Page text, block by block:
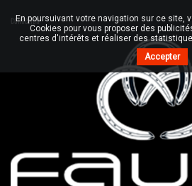
Connexion
En poursuivant votre navigation sur ce site,
Cookies pour vous proposer des
centres d'intérêts et réaliser des
Accepter